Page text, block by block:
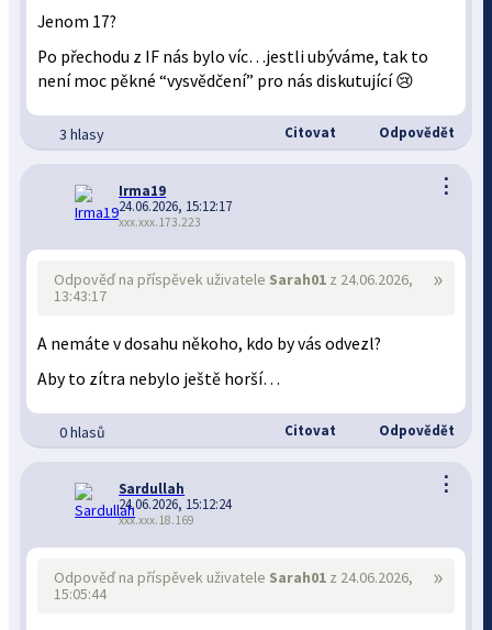
Jenom 17?
Po přechodu z IF nás bylo víc…jestli ubýváme, tak to
není moc pěkné “vysvědčení” pro nás diskutující 😢
3 hlasy Citovat Odpovědět
⋮
Irma19
24.06.2026, 15:12:17
xxx.xxx.173.223
»
Odpověď na příspěvek uživatele Sarah01 z 24.06.2026,
13:43:17
A nemáte v dosahu někoho, kdo by vás odvezl?
Aby to zítra nebylo ještě horší…
0 hlasů Citovat Odpovědět
⋮
Sardullah
24.06.2026, 15:12:24
xxx.xxx.18.169
»
Odpověď na příspěvek uživatele Sarah01 z 24.06.2026,
15:05:44